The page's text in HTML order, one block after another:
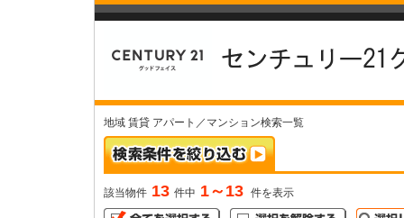
地域 賃貸 アパート／マンション検索一覧
該当物件 13 件中 1～13 件を表示